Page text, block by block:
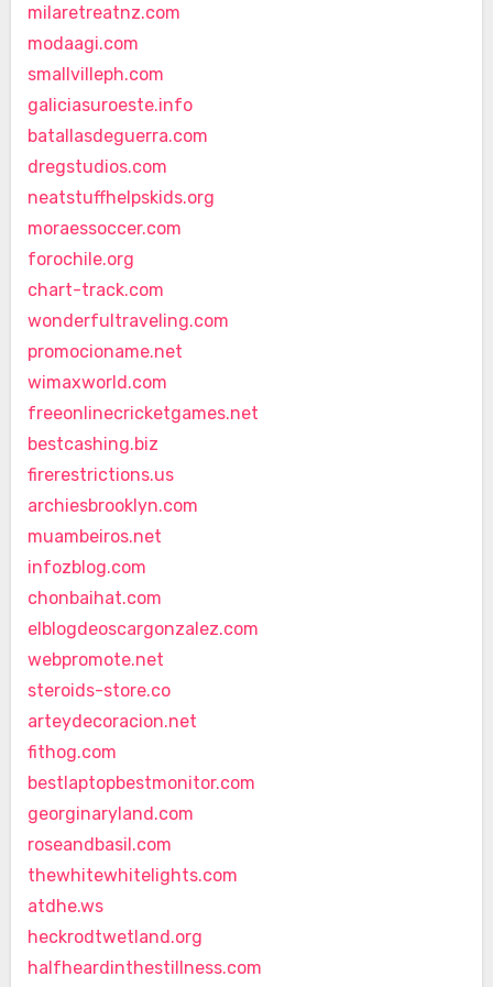
milaretreatnz.com
modaagi.com
smallvilleph.com
galiciasuroeste.info
batallasdeguerra.com
dregstudios.com
neatstuffhelpskids.org
moraessoccer.com
forochile.org
chart-track.com
wonderfultraveling.com
promocioname.net
wimaxworld.com
freeonlinecricketgames.net
bestcashing.biz
firerestrictions.us
archiesbrooklyn.com
muambeiros.net
infozblog.com
chonbaihat.com
elblogdeoscargonzalez.com
webpromote.net
steroids-store.co
arteydecoracion.net
fithog.com
bestlaptopbestmonitor.com
georginaryland.com
roseandbasil.com
thewhitewhitelights.com
atdhe.ws
heckrodtwetland.org
halfheardinthestillness.com